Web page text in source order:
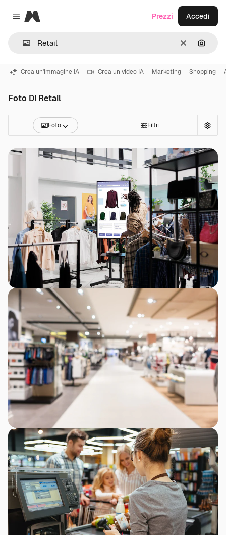
Close menu
Magnific
CancellaCerca
Prezzi Accedi
Crea un'immagine IA Crea un video IA Marketing Shopping
Foto Di Retail
Foto Filtri